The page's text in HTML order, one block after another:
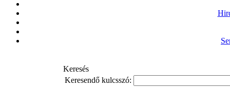
Keresés
Keresendő kulcsszó: